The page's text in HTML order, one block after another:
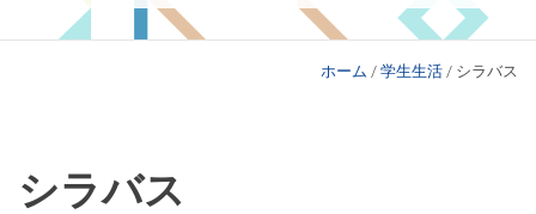
ホーム / 学生生活 / シラバス
シラバス